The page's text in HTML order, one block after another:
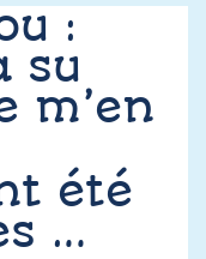
:
su
m’en
été
…